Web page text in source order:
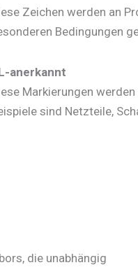
Zeichen werden an
Bedingungen
anerkannt
Markierungen
sind Netzteile,
die unabhängig